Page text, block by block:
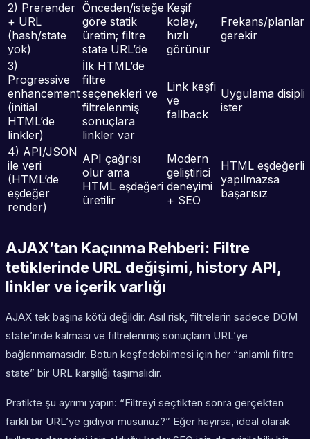
2) Prerender
+ URL
(hash/state
yok)
Önceden/isteğe
göre statik
üretim; filtre
state URL’de
Keşif
kolay,
hızlı
görünür
Frekans/
gerekir
3)
Progressive
enhancement
(initial
HTML’de
linkler)
İlk HTML’de
filtre
seçenekleri ve
filtrelenmiş
sonuçlara
linkler var
Link keşfi
ve
fallback
Uygulama
ister
4) API/JSON
ile veri
(HTML’de
eşdeğer
render)
API çağrısı
olur ama
HTML eşdeğeri
üretilir
Modern
geliştirici
deneyimi
+ SEO
HTML
yapılmazsa
başarısız
AJAX’tan Kaçınma Rehberi: Filtre
tetiklerinde URL değişimi, history API,
linkler ve içerik varlığı
AJAX tek başına kötü değildir. Asıl risk, filtrelerin sadece DOM
state’inde kalması ve filtrelenmiş sonuçların URL’ye
bağlanmamasıdır. Botun keşfedebilmesi için her “anlamlı filtre
state” bir URL karşılığı taşımalıdır.
Pratikte şu ayrımı yapın: “Filtreyi seçtikten sonra gerçekten
farklı bir URL’ye gidiyor musunuz?” Eğer hayırsa, ideal olarak